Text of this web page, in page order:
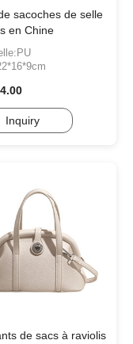
sacoches de selle
en Chine
Inquiry
de sacs à raviolis